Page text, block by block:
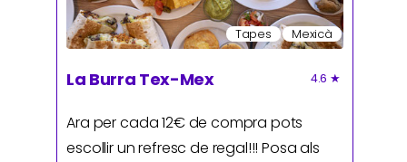
Tapes Mexicà
La Burra Tex-Mex 4.6 ★
Ara per cada 12€ de compra pots
escollir un refresc de regal!!! Posa als